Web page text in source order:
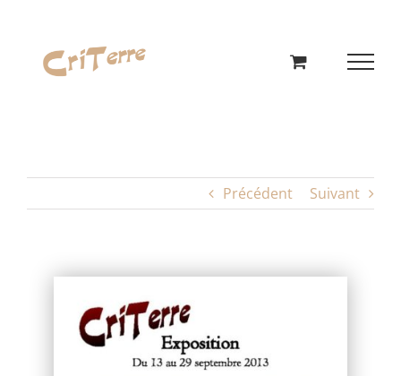
contenu
Précédent Suivant